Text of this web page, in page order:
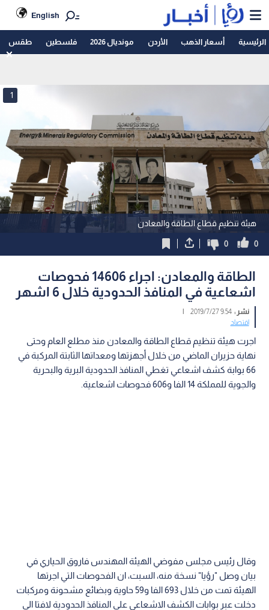
English
الرئيسية أسعار الذهب الأردن مونديال 2026 فلسطين طقس
هيئة تنظيم قطاع الطاقة والمعادن
1
0
0
الطاقة والمعادن: اجراء 14606 فحوصات
اشعاعية في المنافذ الحدودية خلال 6 اشهر
نشر :9:54 2019/7/27
|
اقتصاد
اجرت هيئة تنظيم قطاع الطاقة والمعادن منذ مطلع العام وحتى
نهاية حزيران الماضي من خلال أجهزتها ومعداتها الثابتة المركبة في
66 بوابة كشف اشعاعي تغطي المنافذ الحدودية البرية والبحرية
والجوية للمملكة 14 الفا و606 فحوصات اشعاعية.
وقال رئيس مجلس مفوضي الهيئة المهندس فاروق الحياري في
بيان وصل "رؤيا" نسخة منه، السبت، ان الفحوصات التي اجرتها
الهيئة تمت من خلال 693 الفا و59 حاوية وبضائع مشحونة ومركبات
دخلت عبر بوابات الكشف الاشعاعي على المنافذ الحدودية لافتا الى